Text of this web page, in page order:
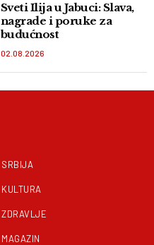
Sveti Ilija u Jabuci: Slava,
nagrade i poruke za
budućnost
02.08.2026
SRBIJA
KULTURA
ZDRAVLJE
MAGAZIN